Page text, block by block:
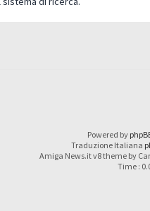
Powered by
Traduzione Italiana
Amiga News.it v8 theme by
Time :